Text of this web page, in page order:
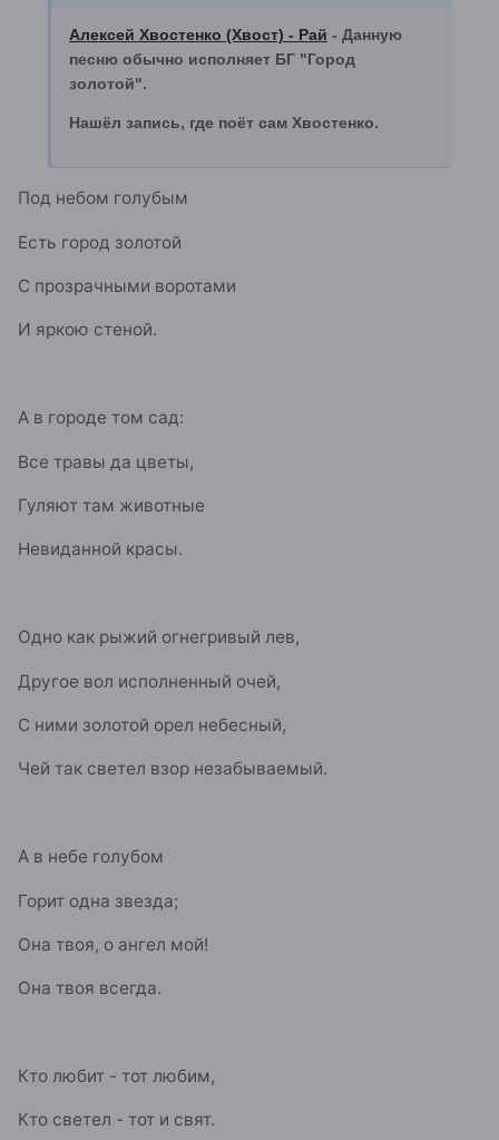
Алексей Хвостенко (Хвост) - Рай - Данную
песню обычно исполняет БГ "Город
золотой".
Нашёл запись, где поёт сам Хвостенко.
Под небом голубым
Есть город золотой
С прозрачными воротами
И яркою стеной.
А в городе том сад:
Все травы да цветы,
Гуляют там животные
Невиданной красы.
Одно как рыжий огнегривый лев,
Другое вол исполненный очей,
С ними золотой орел небесный,
Чей так светел взор незабываемый.
А в небе голубом
Горит одна звезда;
Она твоя, о ангел мой!
Она твоя всегда.
Кто любит - тот любим,
Кто светел - тот и свят.